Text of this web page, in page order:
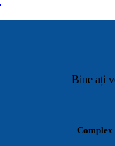
Bine ați